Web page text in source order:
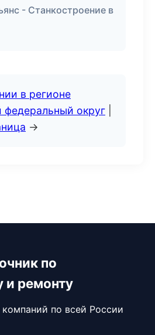
- Станкостроение в
в регионе
федеральный округ
→
по
и ремонту
по всей России